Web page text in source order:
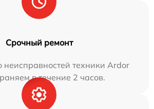
Срочный ремонт
неисправностей техники Ardor
в течение 2 часов.